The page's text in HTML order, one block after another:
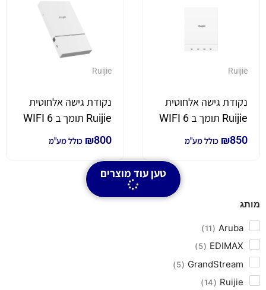
Ruijie
נקודת גישה אלחוטית
Ruijie תומך ב WIFI 6
מהירות גלישה 1.2Gbs
₪850 כולל מע"מ
Ruijie
נקודת גישה אלחוטית
Ruijie תומך ב WIFI 6
מהירות גלישה 1.2Gbs
₪800 כולל מע"מ
טען עוד מוצרים
מותג
Aruba
11
EDIMAX
5
GrandStream
5
Ruijie
14